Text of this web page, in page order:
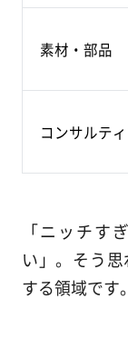
素材・部品
コンサルテ
「ニッチす
い」。そう
する領域です。